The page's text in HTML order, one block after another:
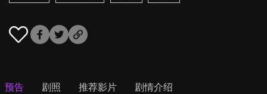
预告 剧照 推荐影片 剧情介绍